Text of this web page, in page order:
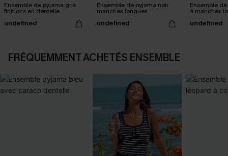
Ensemble de pyjama gris
finitions en dentelle
undefined
Ensemble de pyjama noir
manches longues
undefined
Ensemble
à manches
undefined
FRÉQUEMMENT ACHETÉS ENSEMBLE